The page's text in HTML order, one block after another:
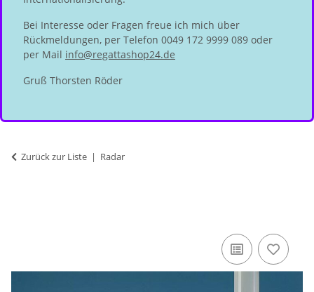
Bei Interesse oder Fragen freue ich mich über
Rückmeldungen, per Telefon 0049 172 9999 089 oder
per Mail info@regattashop24.de
Gruß Thorsten Röder
Zurück zur Liste Radar